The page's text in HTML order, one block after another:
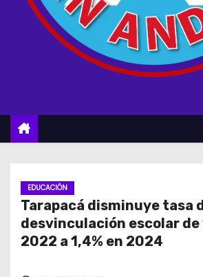
EDUCACIÓN
Tarapacá disminuye tasa
desvinculación escolar de
2022 a 1,4% en 2024